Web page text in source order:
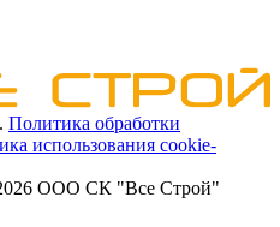
. Политика обработки
использования cookie-
ООО СК "Все Строй"